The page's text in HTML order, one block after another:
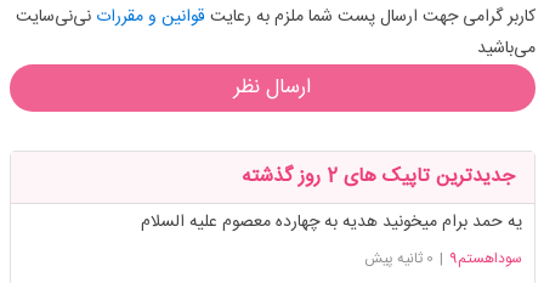
کاربر گرامی جهت ارسال پست شما ملزم به رعایت قوانین و مقرراتنی‌نی‌سایت
می‌باشید
ارسال نظر
جدیدترین تاپیک های 2 روز گذشته
يه حمد برام میخونید هدیه به چهارده معصوم علیه السلام
سوداهستم9 | 0 ثانیه پیش